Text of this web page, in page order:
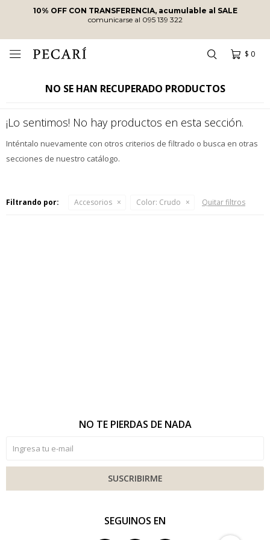
10% OFF CON TRANSFERENCIA, acumulable al SALE
comunicarse al 095 139 322
$ 0

NO SE HAN RECUPERADO PRODUCTOS
¡Lo sentimos! No hay productos en esta sección.
Inténtalo nuevamente con otros criterios de filtrado o busca en otras
secciones de nuestro catálogo.
Filtrando por: Accesorios Color: Crudo Quitar filtros
SEGUINOS EN
NO TE PIERDAS DE NADA
SUSCRIBIRME